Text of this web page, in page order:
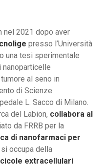
nel 2021 dopo aver
presso l’Università
una tesi sperimentale
al seno in
di Scienze
L. Sacco di Milano.
del Labion, collabora al
da FRRB per la
di nanofarmaci per
occupa della
extracellulari